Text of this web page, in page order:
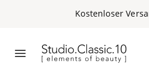
Kos­ten­lo­ser
Studio.Classic.10